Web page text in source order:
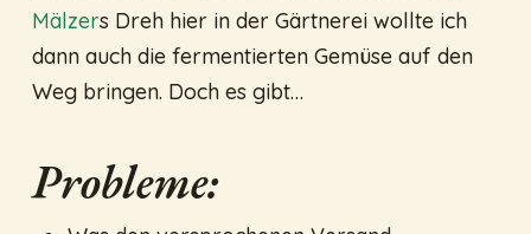
Mälzers Dreh hier in der Gärtnerei wollte ich
dann auch die fermentierten Gemüse auf den
Weg bringen. Doch es gibt…
Probleme: